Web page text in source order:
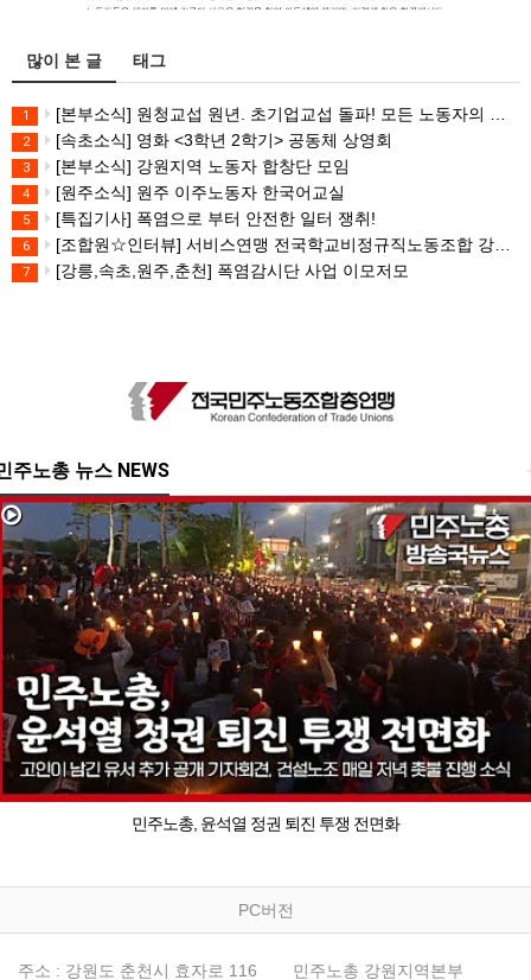
많이 본 글 태그
1 [본부소식] 원청교섭 원년. 초기업교섭 돌파! 모든 노동자의 노동기본권 쟁취! 민주노총 7.15 총파업대회
2 [속초소식] 영화 <3학년 2학기> 공동체 상영회
3 [본부소식] 강원지역 노동자 합창단 모임
4 [원주소식] 원주 이주노동자 한국어교실
5 [특집기사] 폭염으로 부터 안전한 일터 쟁취!
6 [조합원☆인터뷰] 서비스연맹 전국학교비정규직노동조합 강원지부 김유미 춘천지회장
7 [강릉,속초,원주,춘천] 폭염감시단 사업 이모저모
주노총 뉴스 NEWS
민주노총, 윤석열 정권 퇴진 투쟁 전면화
PC버전
주소 : 강원도 춘천시 효자로 116 민주노총 강원지역본부